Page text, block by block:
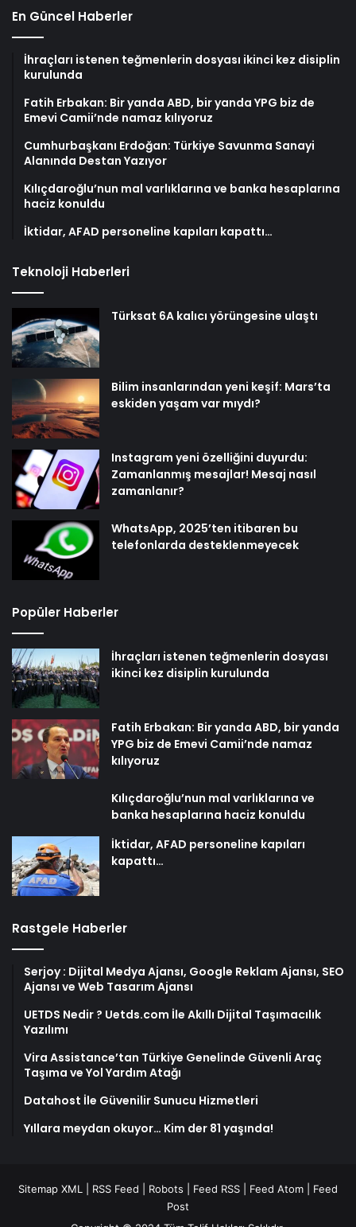
En Güncel Haberler
İhraçları istenen teğmenlerin dosyası ikinci kez disiplin
kurulunda
Fatih Erbakan: Bir yanda ABD, bir yanda YPG biz de
Emevi Camii’nde namaz kılıyoruz
Cumhurbaşkanı Erdoğan: Türkiye Savunma Sanayi
Alanında Destan Yazıyor
Kılıçdaroğlu’nun mal varlıklarına ve banka hesaplarına
haciz konuldu
İktidar, AFAD personeline kapıları kapattı…
Teknoloji Haberleri
Türksat 6A kalıcı yörüngesine ulaştı
Bilim insanlarından yeni keşif: Mars’ta
eskiden yaşam var mıydı?
Instagram yeni özelliğini duyurdu:
Zamanlanmış mesajlar! Mesaj nasıl
zamanlanır?
WhatsApp, 2025’ten itibaren bu
telefonlarda desteklenmeyecek
Popüler Haberler
İhraçları istenen teğmenlerin dosyası
ikinci kez disiplin kurulunda
Fatih Erbakan: Bir yanda ABD, bir yanda
YPG biz de Emevi Camii’nde namaz
kılıyoruz
Kılıçdaroğlu’nun mal varlıklarına ve
banka hesaplarına haciz konuldu
İktidar, AFAD personeline kapıları
kapattı…
Rastgele Haberler
Serjoy : Dijital Medya Ajansı, Google Reklam Ajansı, SEO
Ajansı ve Web Tasarım Ajansı
UETDS Nedir ? Uetds.com İle Akıllı Dijital Taşımacılık
Yazılımı
Vira Assistance’tan Türkiye Genelinde Güvenli Araç
Taşıma ve Yol Yardım Atağı
Datahost İle Güvenilir Sunucu Hizmetleri
Yıllara meydan okuyor… Kim der 81 yaşında!
Sitemap XML RSS Feed Robots Feed RSS Feed Atom
Feed
Post